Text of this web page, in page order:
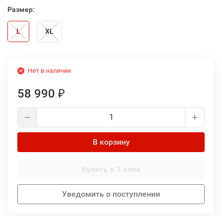
Размер:
L XL
Нет в наличии
58 990 ₽
В корзину
Купить в 1 клик
Уведомить о поступлении